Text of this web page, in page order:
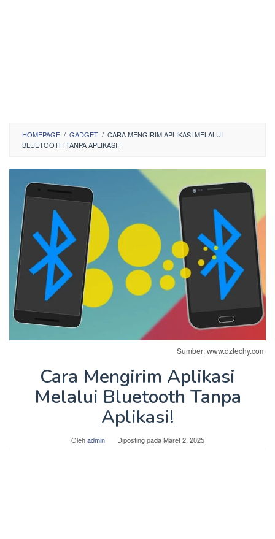
HOMEPAGE / GADGET / CARA MENGIRIM APLIKASI MELALUI
BLUETOOTH TANPA APLIKASI!
Sumber: www.dztechy.com
Cara Mengirim Aplikasi
Melalui Bluetooth Tanpa
Aplikasi!
Olehadmin Diposting padaMaret 2, 2025